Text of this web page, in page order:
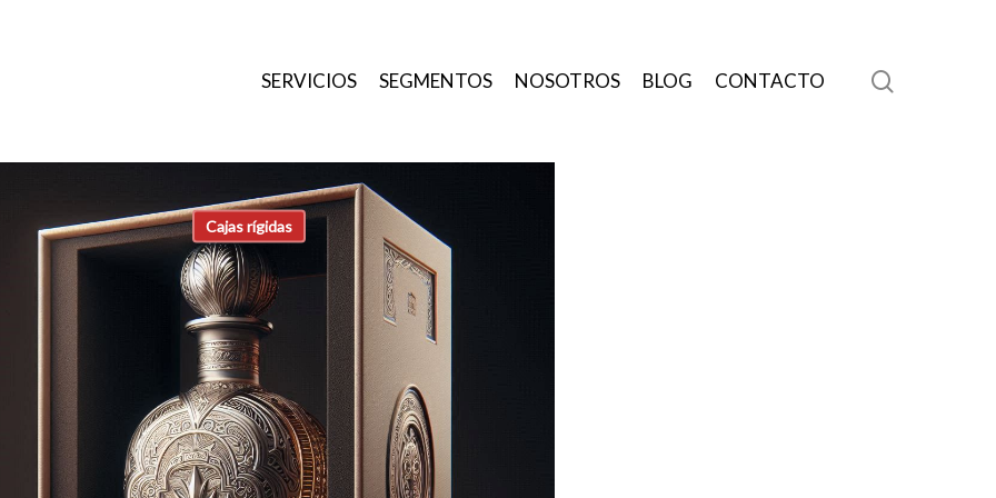
SERVICIOS SEGMENTOS NOSOTROS BLOG CONTACTO
Cajas rígidas